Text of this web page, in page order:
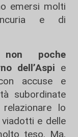
emersi molti
e di
non poche
dell’Aspi e
accuse e
subordinate
lo
e delle
teso. Ma,